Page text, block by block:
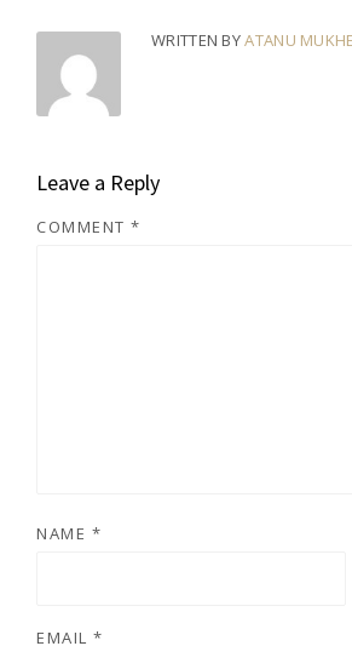
WRITTEN BYATANU
Leave a Reply
COMMENT *
NAME *
EMAIL *